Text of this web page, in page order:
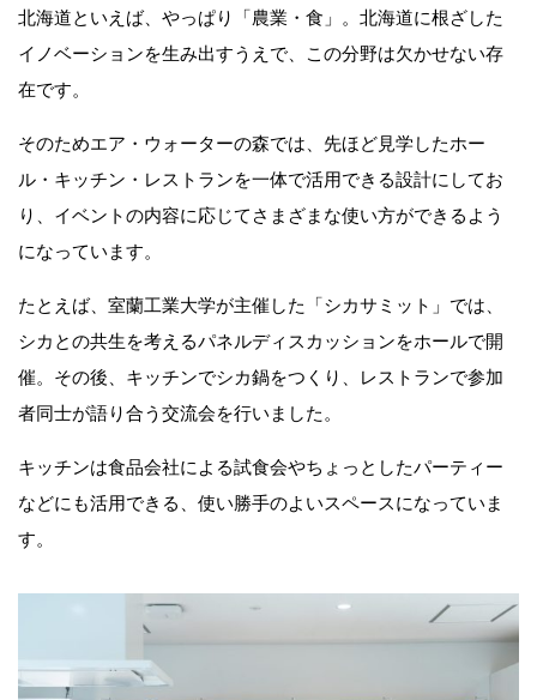
北海道といえば、やっぱり「農業・食」。北海道に根ざした
イノベーションを生み出すうえで、この分野は欠かせない存
在です。
そのためエア・ウォーターの森では、先ほど見学したホー
ル・キッチン・レストランを一体で活用できる設計にしてお
り、イベントの内容に応じてさまざまな使い方ができるよう
になっています。
たとえば、室蘭工業大学が主催した「シカサミット」では、
シカとの共生を考えるパネルディスカッションをホールで開
催。その後、キッチンでシカ鍋をつくり、レストランで参加
者同士が語り合う交流会を行いました。
キッチンは食品会社による試食会やちょっとしたパーティー
などにも活用できる、使い勝手のよいスペースになっていま
す。